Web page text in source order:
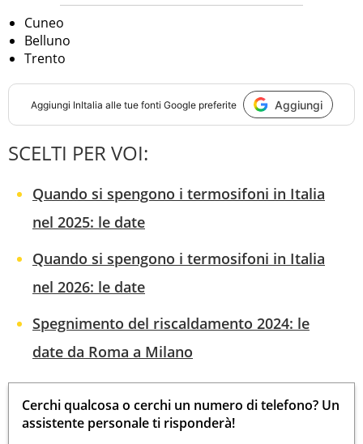
Cuneo
Belluno
Trento
Aggiungi InItalia alle tue fonti Google preferite Aggiungi
SCELTI PER VOI:
Quando si spengono i termosifoni in Italia
nel 2025: le date
Quando si spengono i termosifoni in Italia
nel 2026: le date
Spegnimento del riscaldamento 2024: le
date da Roma a Milano
Cerchi qualcosa o cerchi un numero di telefono? Un
assistente personale ti risponderà!